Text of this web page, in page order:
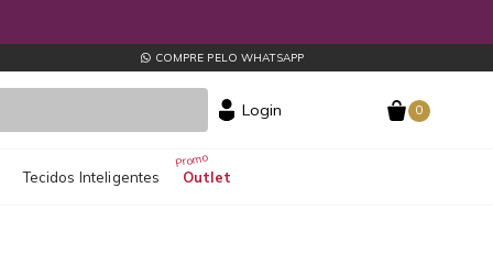
COMPRE PELO WHATSAPP
Login 0
Outlet
Tecidos Inteligentes